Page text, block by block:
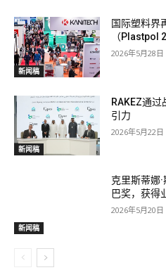
新闻稿
国际塑料界
（Plastpol
2026年5月28日
新闻稿
RAKEZ通
引力
2026年5月22日
新闻稿
克里斯蒂娜
巴奖，获得
2026年5月20日